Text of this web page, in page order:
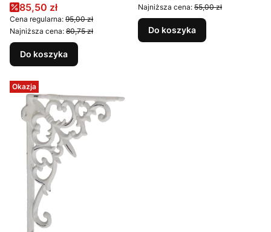
Cena promocyjna
85,50 zł
Cena regularna: 95,00 zł
Najniższa cena: 80,75 zł
Do koszyka
Najniższa cena: 55,00 zł
Do koszyka
Okazja